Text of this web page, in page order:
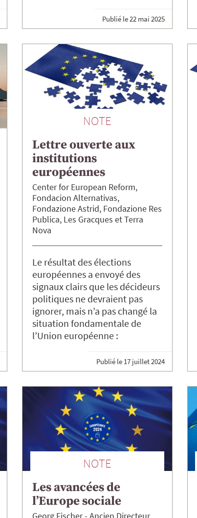
Publié le22 mai 2025
NOTE
Lettre ouverte aux
institutions
européennes
Center for European Reform
Fondacion Alternativas
Fondazione Astrid Fondazione Res
Publica Les Gracques
Terra
Nova
Le résultat des élections
européennes a envoyé des
signaux clairs que les décideurs
politiques ne devraient pas
ignorer, mais n’a pas changé la
situation fondamentale de
l’Union européenne :
Publié le 17 juillet 2024
NOTE
Les avancées de
l’Europe sociale